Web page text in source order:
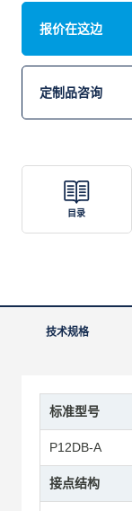
报价在这边
定制品咨询
目录
技术规格
标准型号
P12DB-A
接点结构